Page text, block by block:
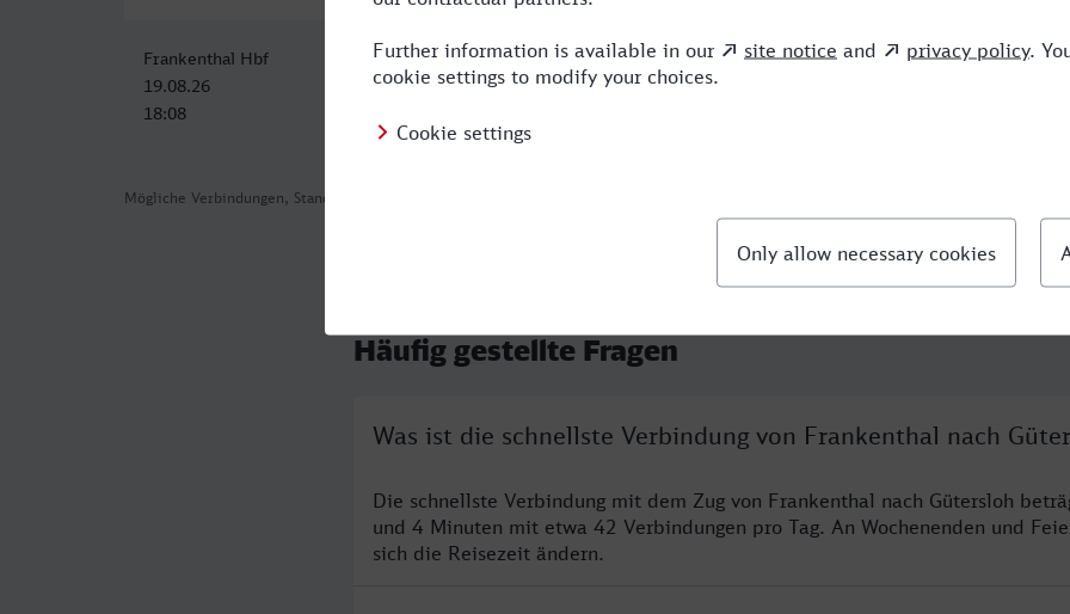
Mögliche Verbindungen, Stand: 2026-08-05 11:42
Frankenthal Hbf
19.08.26
18:08
Gütersloh Hbf
19.08.26
4:39 3 RE,ICE,NX
Häufig gestellte Fragen
Was ist die schnellste Verbindung von Frankenthal nach
Die schnellste Verbindung mit dem Zug von Frankenthal nach Gütersloh
und 4 Minuten mit etwa 42 Verbindungen pro Tag. An Wochenenden und
sich die Reisezeit ändern.